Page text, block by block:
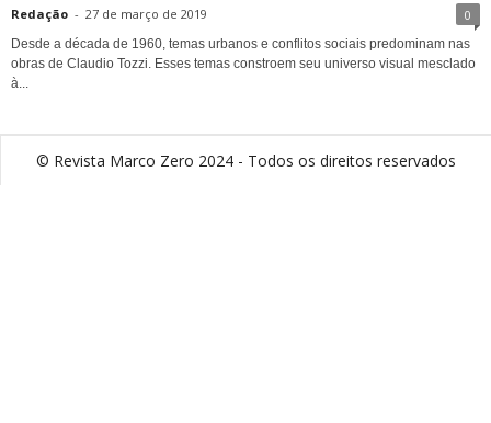
Redação - 27 de março de 2019 0
Desde a década de 1960, temas urbanos e conflitos sociais predominam nas
obras de Claudio Tozzi. Esses temas constroem seu universo visual mesclado
à...
© Revista Marco Zero 2024 - Todos os direitos reservados